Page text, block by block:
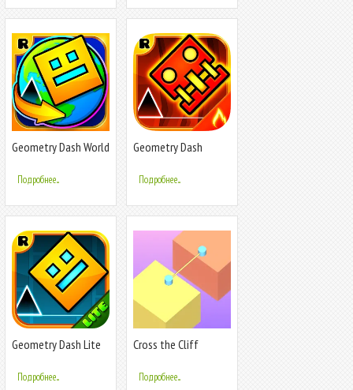
Geometry Dash World
Подробнее...
Geometry Dash
Подробнее...
Geometry Dash Lite
Подробнее...
Cross the Cliff
Подробнее...